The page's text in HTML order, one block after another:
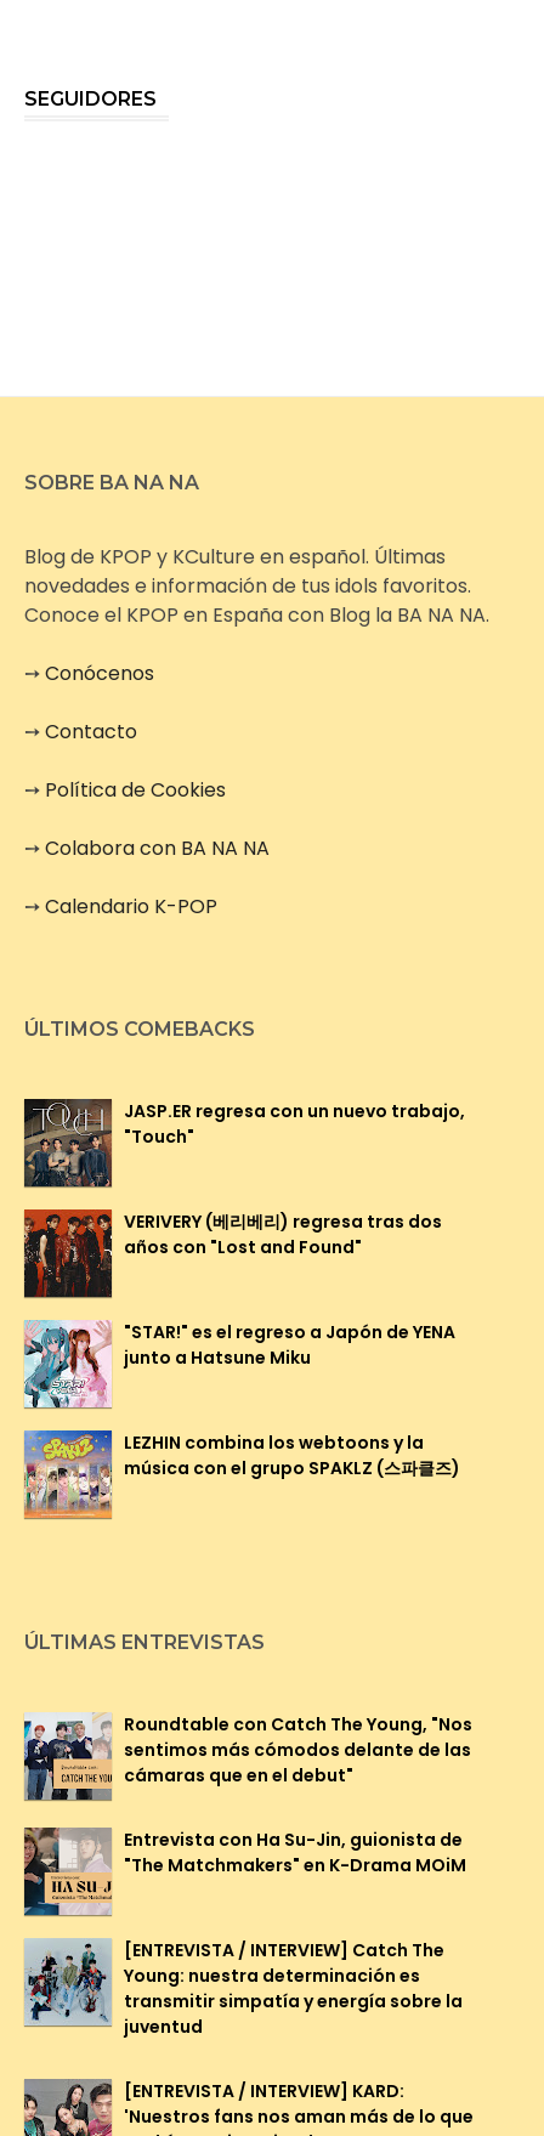
SEGUIDORES
SOBRE BA NA NA
Blog de KPOP y KCulture en español. Últimas
novedades e información de tus idols favoritos.
Conoce el KPOP en España con Blog la BA NA NA.
➙Conócenos
➙Contacto
➙ Política de Cookies
➙Colabora con BA NA NA
➙Calendario K-POP
ÚLTIMOS COMEBACKS
JASP.ER regresa con un nuevo trabajo,
"Touch"
VERIVERY (베리베리) regresa tras dos
años con "Lost and Found"
"STAR!" es el regreso a Japón de YENA
junto a Hatsune Miku
LEZHIN combina los webtoons y la
música con el grupo SPAKLZ (스파클즈)
ÚLTIMAS ENTREVISTAS
Roundtable con Catch The Young, "Nos
sentimos más cómodos delante de las
cámaras que en el debut"
Entrevista con Ha Su-Jin, guionista de
"The Matchmakers" en K-Drama MOiM
[ENTREVISTA / INTERVIEW] Catch The
Young: nuestra determinación es
transmitir simpatía y energía sobre la
juventud
[ENTREVISTA / INTERVIEW] KARD:
'Nuestros fans nos aman más de lo que